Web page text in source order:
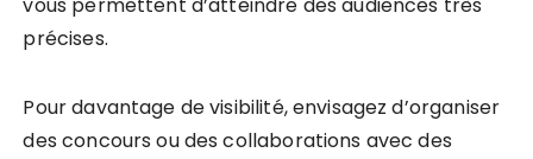
précises.
Pour davantage de visibilité, envisagez d’organiser
des concours ou des collaborations avec des